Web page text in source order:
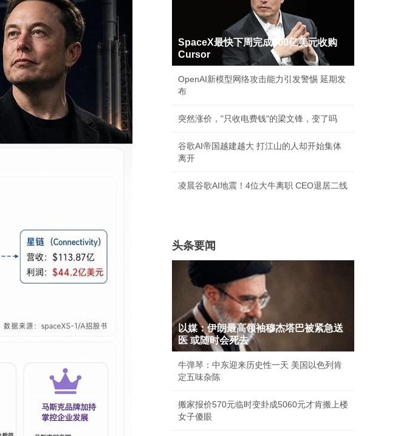
SpaceX最快下周完成600亿美元收购
Cursor
OpenAI新模型网络攻击能力引发警惕 延期发
布
突然涨价，"只收电费钱"的梁文锋，变了吗
谷歌AI帝国越建越大 打江山的人却开始集体
离开
凌晨谷歌AI地震！4位大牛离职 CEO退居二线
头条要闻
以媒：伊朗最高领袖穆杰塔巴被紧急送
医 或随时会死去
牛弹琴：中东迎来历史性一天 美国以色列肯
定五味杂陈
搬家报价570元临时变卦成5060元才肯搬上楼
女子傻眼